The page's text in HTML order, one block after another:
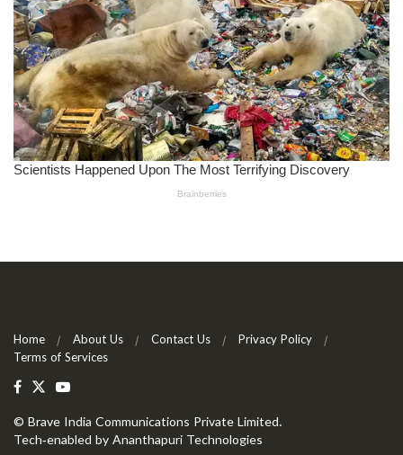
Home About Us Contact Us
Privacy Policy
Terms of Services
© Brave India Communications Private Limited.
Tech-enabled by Ananthapuri Technologies